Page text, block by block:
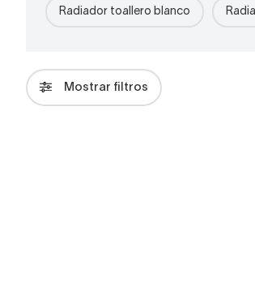
Radiador toallero blanco
Mostrar filtros